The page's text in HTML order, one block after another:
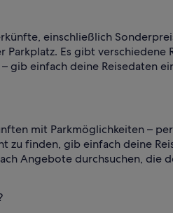
einschließlich
Es gibt verschiedene
gib einfach deine Reisedaten
mit Parkmöglichkeiten –
finden, gib einfach deine
Angebote durchsuchen, die